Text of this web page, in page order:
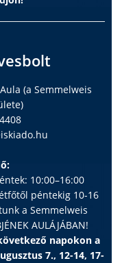
vulgarisa:
(a Semmelweis
10:00–16:00
péntekig 10-16
a Semmelweis
AULÁJÁBAN!
napokon a
7., 12-14, 17-